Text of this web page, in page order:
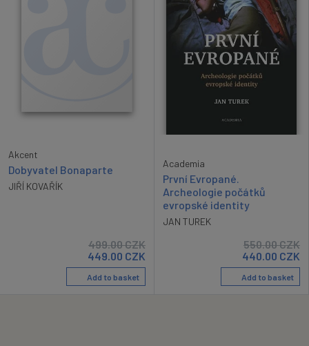
Akcent
Dobyvatel Bonaparte
JIŘÍ KOVAŘÍK
499.00CZK
449.00 CZK
Add to basket
Academia
První Evropané.
Archeologie počátků
evropské identity
JAN TUREK
550.00CZK
440.00 CZK
Add to basket